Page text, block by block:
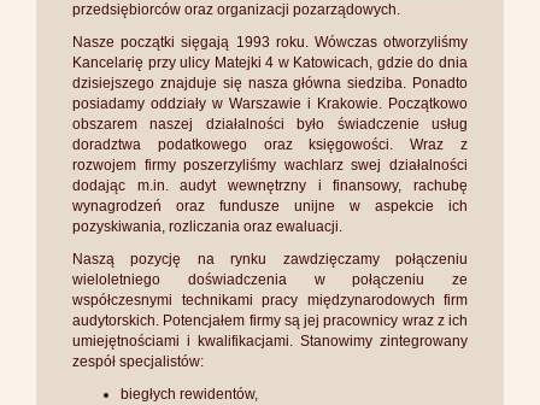
przedsiębiorców oraz organizacji pozarządowych.
Nasze początki sięgają 1993 roku. Wówczas otworzyliśmy
Kancelarię przy ulicy Matejki 4 w Katowicach, gdzie do dnia
dzisiejszego znajduje się nasza główna siedziba. Ponadto
posiadamy oddziały w Warszawie i Krakowie. Początkowo
obszarem naszej działalności było świadczenie usług
doradztwa podatkowego oraz księgowości. Wraz z
rozwojem firmy poszerzyliśmy wachlarz swej działalności
dodając m.in. audyt wewnętrzny i finansowy, rachubę
wynagrodzeń oraz fundusze unijne w aspekcie ich
pozyskiwania, rozliczania oraz ewaluacji.
Naszą pozycję na rynku zawdzięczamy połączeniu
wieloletniego doświadczenia w połączeniu ze
współczesnymi technikami pracy międzynarodowych firm
audytorskich. Potencjałem firmy są jej pracownicy wraz z ich
umiejętnościami i kwalifikacjami. Stanowimy zintegrowany
zespół specjalistów:
biegłych rewidentów,